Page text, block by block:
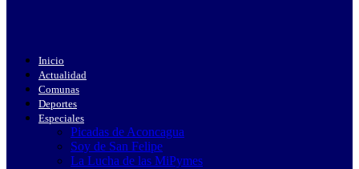
Inicio
Actualidad
Comunas
Deportes
Especiales
Picadas de Aconcagua
Soy de San Felipe
La Lucha de las MiPymes